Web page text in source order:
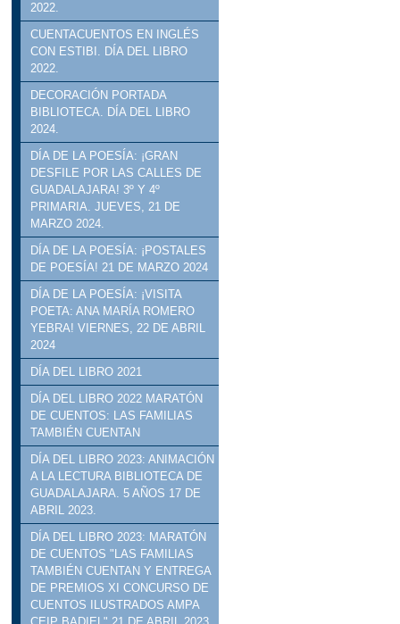
2022.
CUENTACUENTOS EN INGLÉS
CON ESTIBI. DÍA DEL LIBRO
2022.
DECORACIÓN PORTADA
BIBLIOTECA. DÍA DEL LIBRO
2024.
DÍA DE LA POESÍA: ¡GRAN
DESFILE POR LAS CALLES DE
GUADALAJARA! 3º Y 4º
PRIMARIA. JUEVES, 21 DE
MARZO 2024.
DÍA DE LA POESÍA: ¡POSTALES
DE POESÍA! 21 DE MARZO 2024
DÍA DE LA POESÍA: ¡VISITA
POETA: ANA MARÍA ROMERO
YEBRA! VIERNES, 22 DE ABRIL
2024
DÍA DEL LIBRO 2021
DÍA DEL LIBRO 2022 MARATÓN
DE CUENTOS: LAS FAMILIAS
TAMBIÉN CUENTAN
DÍA DEL LIBRO 2023: ANIMACIÓN
A LA LECTURA BIBLIOTECA DE
GUADALAJARA. 5 AÑOS 17 DE
ABRIL 2023.
DÍA DEL LIBRO 2023: MARATÓN
DE CUENTOS "LAS FAMILIAS
TAMBIÉN CUENTAN Y ENTREGA
DE PREMIOS XI CONCURSO DE
CUENTOS ILUSTRADOS AMPA